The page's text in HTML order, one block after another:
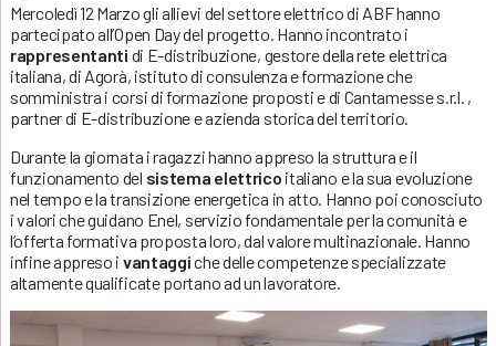
Mercoledì 12 Marzo gli allievi del settore elettrico di ABF hanno
partecipato all’Open Day del progetto. Hanno incontrato i
rappresentanti di E-distribuzione, gestore della rete elettrica
italiana, di Agorà, istituto di consulenza e formazione che
somministra i corsi di formazione proposti e di Cantamesse s.r.l. ,
partner di E-distribuzione e azienda storica del territorio.
Durante la giornata i ragazzi hanno appreso la struttura e il
funzionamento del sistema elettrico italiano e la sua evoluzione
nel tempo e la transizione energetica in atto. Hanno poi conosciuto
i valori che guidano Enel, servizio fondamentale per la comunità e
l’offerta formativa proposta loro, dal valore multinazionale. Hanno
infine appreso i vantaggiche delle competenze specializzate
altamente qualificate portano ad un lavoratore.